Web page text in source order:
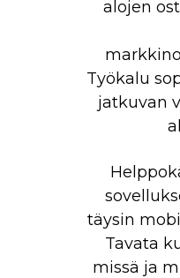
alojen
Työkalu
jatkuvan
täysin
Tavata
missä ja